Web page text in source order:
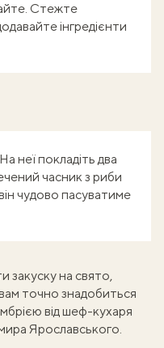
Стежте
інгредієнти
неї покладіть два
часник з риби
чудово пасуватиме
закуску на свято,
точно знадобиться
від шеф-кухаря
Ярославського.